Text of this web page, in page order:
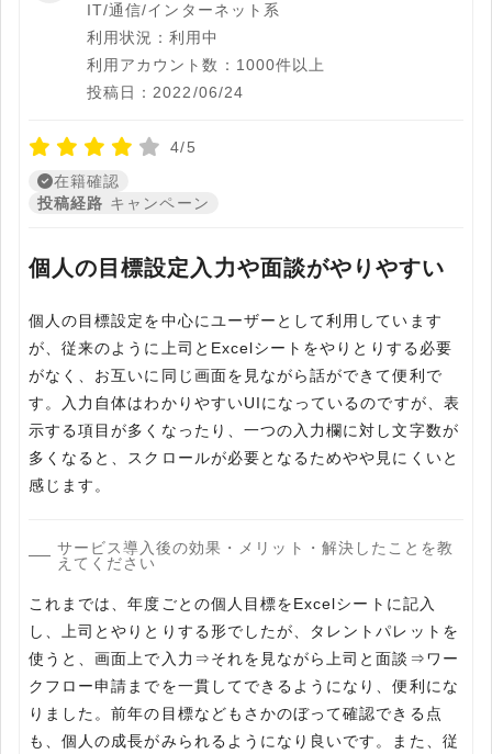
IT/通信/インターネット系
利用状況：利用中
利用アカウント数：1000件以上
投稿日：2022/06/24
4/5
在籍確認
投稿経路 キャンペーン
個人の目標設定入力や面談がやりやすい
個人の目標設定を中心にユーザーとして利用しています
が、従来のように上司とExcelシートをやりとりする必要
がなく、お互いに同じ画面を見ながら話ができて便利で
す。入力自体はわかりやすいUIになっているのですが、表
示する項目が多くなったり、一つの入力欄に対し文字数が
多くなると、スクロールが必要となるためやや見にくいと
感じます。
サービス導入後の効果・メリット・解決したことを教
えてください
これまでは、年度ごとの個人目標をExcelシートに記入
し、上司とやりとりする形でしたが、タレントパレットを
使うと、画面上で入力⇒それを見ながら上司と面談⇒ワー
クフロー申請までを一貫してできるようになり、便利にな
りました。前年の目標などもさかのぼって確認できる点
も、個人の成長がみられるようになり良いです。また、従